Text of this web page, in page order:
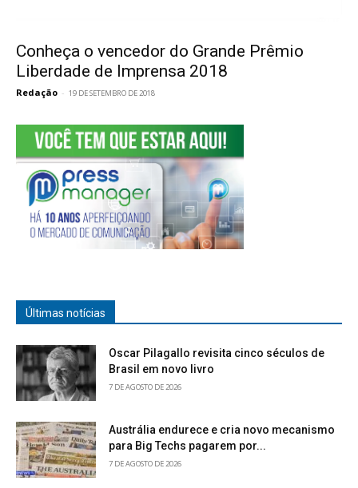
Conheça o vencedor do Grande Prêmio
Liberdade de Imprensa 2018
Redação - 19 DE SETEMBRO DE 2018
Últimas notícias
Oscar Pilagallo revisita cinco séculos de
Brasil em novo livro
7 DE AGOSTO DE 2026
Austrália endurece e cria novo mecanismo
para Big Techs pagarem por...
7 DE AGOSTO DE 2026